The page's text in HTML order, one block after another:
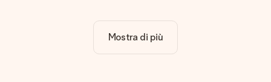
Certo! Il prezzo mostrato include sempre la personalizzazione
Mostra di più